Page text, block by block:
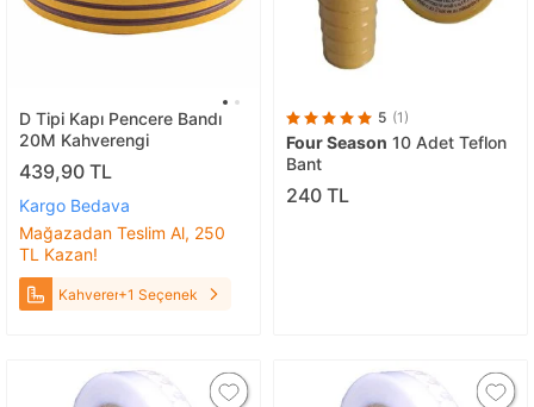
D Tipi Kapı Pencere Bandı
20M Kahverengi
439,90 TL
Kargo Bedava
Mağazadan Teslim Al, 250
TL Kazan!
Kahverengi+1 Seçenek
5 (1)
Four Season 10 Adet Teflon
Bant
240 TL